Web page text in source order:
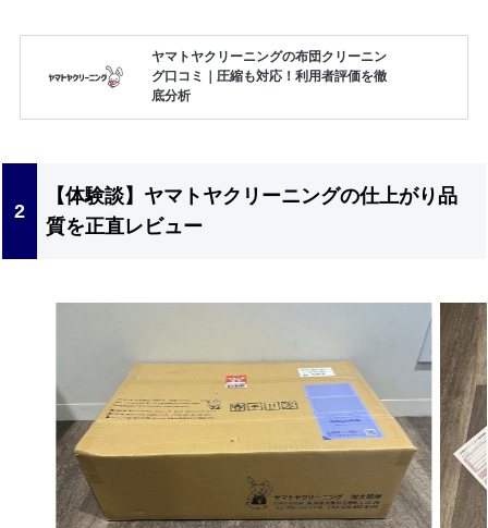
ヤマトヤクリーニングの布団クリーニン
グ口コミ｜圧縮も対応！利用者評価を徹
底分析
【体験談】ヤマトヤクリーニングの仕上がり品
質を正直レビュー